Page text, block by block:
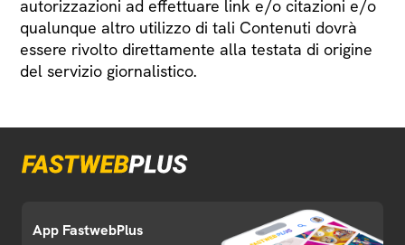
autorizzazioni ad effettuare link e/o citazioni e/o
qualunque altro utilizzo di tali Contenuti dovrà
essere rivolto direttamente alla testata di origine
del servizio giornalistico.
App FastwebPlus